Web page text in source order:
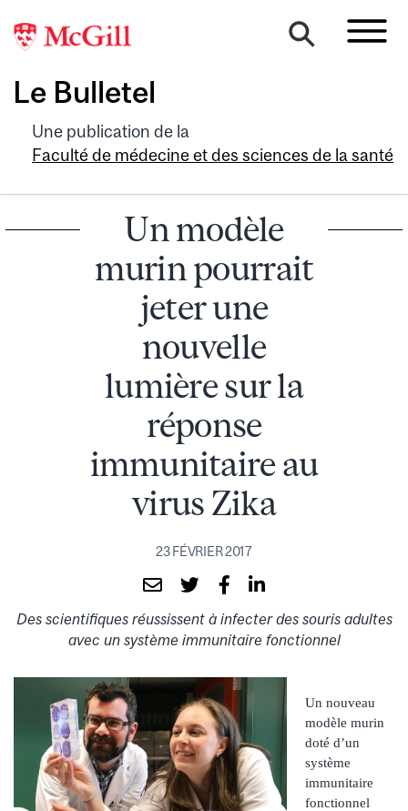
Le Bulletel
Une publication de la
Faculté de médecine et des sciences de la santé
Un modèle
murin pourrait
jeter une
nouvelle
lumière sur la
réponse
immunitaire au
virus Zika
23 FÉVRIER 2017
Des scientifiques réussissent à infecter des souris adultes
avec un système immunitaire fonctionnel
Un nouveau
modèle murin
doté d’un
système
immunitaire
fonctionnel